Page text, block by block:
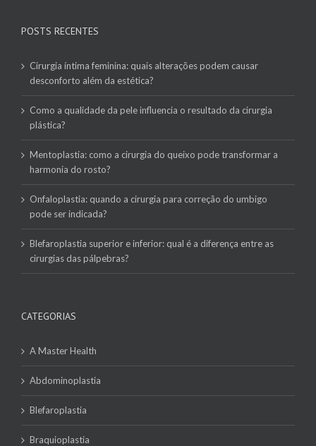
POSTS RECENTES
Cirurgia íntima feminina: quais alterações podem causar
desconforto além da estética?
Como a qualidade da pele influencia o resultado da cirurgia
plástica?
Mentoplastia: como a cirurgia do queixo pode transformar a
harmonia do rosto?
Onfaloplastia: quando a cirurgia para correção do umbigo
pode ser indicada?
Blefaroplastia superior e inferior: qual é a diferença entre as
cirurgias das pálpebras?
CATEGORIAS
A Master Health
Abdominoplastia
Blefaroplastia
Braquioplastia